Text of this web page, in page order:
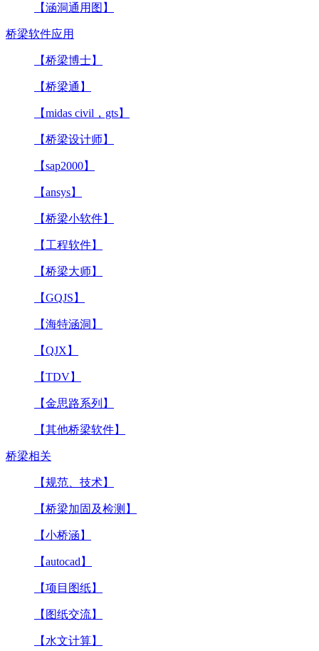
【涵洞通用图】
桥梁软件应用
【桥梁博士】
【桥梁通】
【midas civil，gts】
【桥梁设计师】
【sap2000】
【ansys】
【桥梁小软件】
【工程软件】
【桥梁大师】
【GQJS】
【海特涵洞】
【QJX】
【TDV】
【金思路系列】
【其他桥梁软件】
桥梁相关
【规范、技术】
【桥梁加固及检测】
【小桥涵】
【autocad】
【项目图纸】
【图纸交流】
【水文计算】